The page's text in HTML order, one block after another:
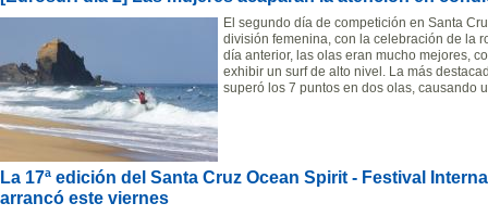
El segundo día de competición en Santa
división femenina, con la celebración de la
día anterior, las olas eran mucho mejores,
exhibir un surf de alto nivel. La más
superó los 7 puntos en dos olas, causando
La 17ª edición del Santa Cruz Ocean Spirit - Festival
arrancó este viernes